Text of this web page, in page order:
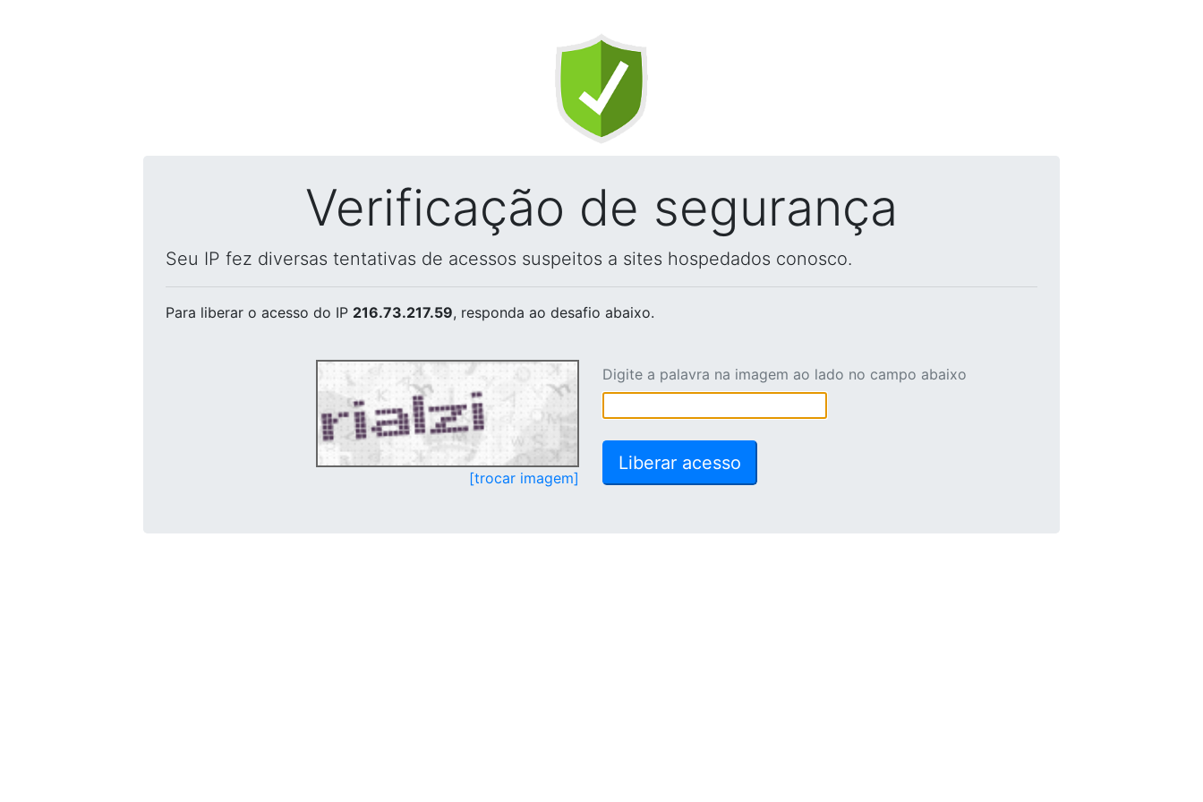
Verificação de segurança
Seu IP fez diversas tentativas de acessos suspeitos a sites hospedados conosco.
Para liberar o acesso do IP 216.73.217.59, responda ao desafio abaixo.
[trocar imagem]
Digite a palavra na imagem ao lado no campo abaixo